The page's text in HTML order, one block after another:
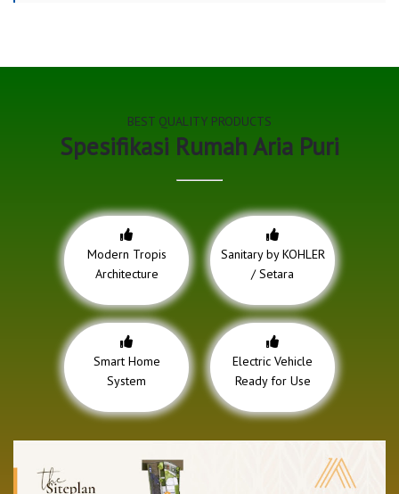
BEST QUALITY PRODUCTS
Spesifikasi Rumah Aria Puri
Modern Tropis
Architecture
Sanitary by KOHLER
/ Setara
Smart Home
System
Electric Vehicle
Ready for Use